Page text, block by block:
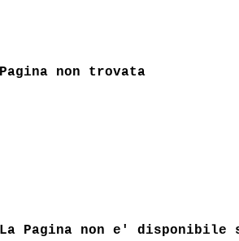
Pagina non trovata
La Pagina non e' disponibile